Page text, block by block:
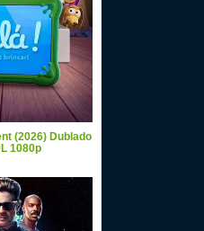
(2026) Dublado
1080p